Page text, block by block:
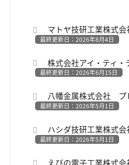
マトヤ技研工業株式会
最終更新日：2026年8月4日
株式会社アイ・ティ・
最終更新日：2026年6月15日
八幡金属株式会社 プ
最終更新日：2026年5月1日
ハシダ技研工業株式
最終更新日：2026年5月1日
えびの電子工業株式会